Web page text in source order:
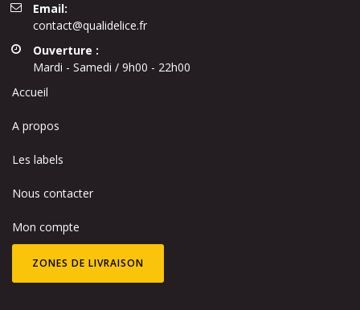
Email:
contact@qualidelice.fr
Ouverture :
Mardi - Samedi / 9h00 - 22h00
Accueil
A propos
Les labels
Nous contacter
Mon compte
ZONES DE LIVRAISON